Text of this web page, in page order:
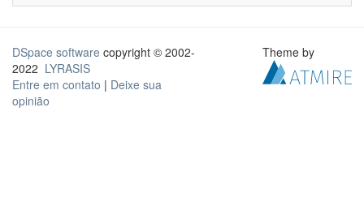
DSpace software copyright © 2002-
2022 LYRASIS
Entre em contato | Deixe sua
opinião
Theme by